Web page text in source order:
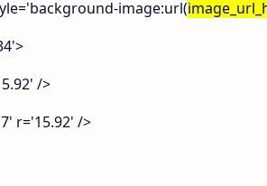
image:url(
/>
r='15.92' />